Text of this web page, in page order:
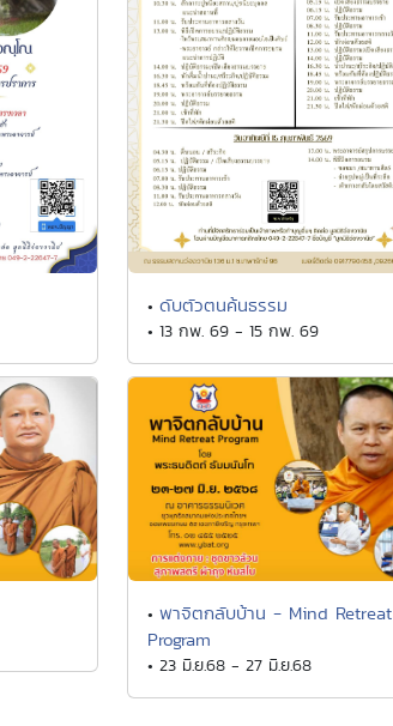
• ดับตัวตนค้นธรรม
• 13 กพ. 69 - 15 กพ. 69
• พาจิตกลับบ้าน - Mind Retreat
Program
• 23 มิ.ย.68 - 27 มิ.ย.68